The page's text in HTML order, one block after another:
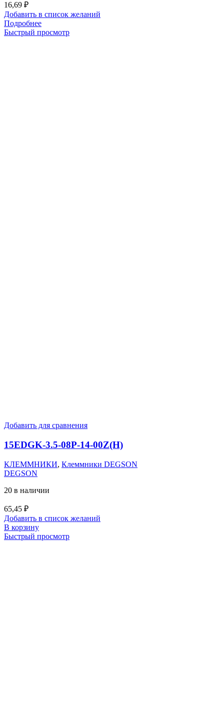
16,69 ₽
Добавить в список желаний
Подробнее
Быстрый просмотр
Добавить для сравнения
15EDGK-3.5-08P-14-00Z(H)
КЛЕММНИКИ, Клеммники DEGSON
DEGSON
20 в наличии
65,45 ₽
Добавить в список желаний
В корзину
Быстрый просмотр